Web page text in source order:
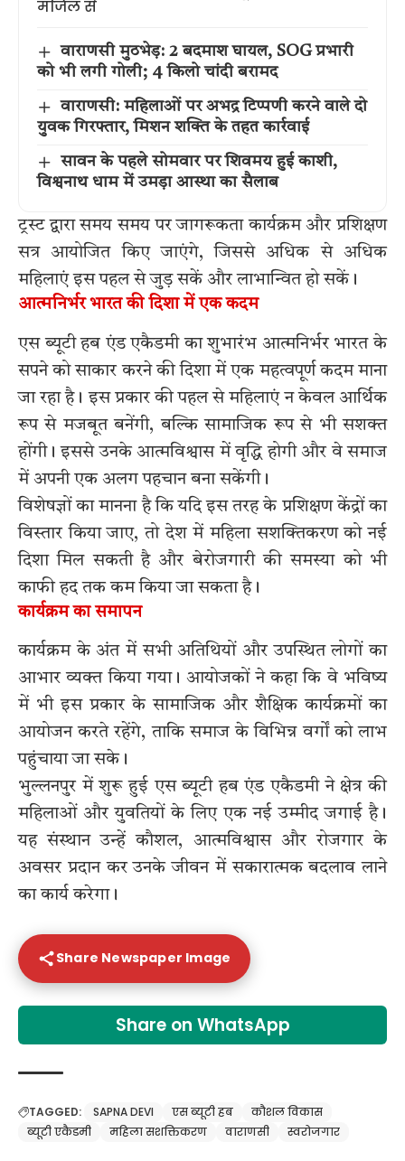
वाराणसी मुठभेड़: 2 बदमाश घायल, SOG प्रभारी
को भी लगी गोली; 4 किलो चांदी बरामद
वाराणसी: महिलाओं पर अभद्र टिप्पणी करने वाले दो
युवक गिरफ्तार, मिशन शक्ति के तहत कार्रवाई
सावन के पहले सोमवार पर शिवमय हुई काशी,
विश्वनाथ धाम में उमड़ा आस्था का सैलाब
ट्रस्ट द्वारा समय समय पर जागरूकता कार्यक्रम और प्रशिक्षण
सत्र आयोजित किए जाएंगे, जिससे अधिक से अधिक
महिलाएं इस पहल से जुड़ सकें और लाभान्वित हो सकें।
आत्मनिर्भर भारत की दिशा में एक कदम
एस ब्यूटी हब एंड एकैडमी का शुभारंभ आत्मनिर्भर भारत के
सपने को साकार करने की दिशा में एक महत्वपूर्ण कदम माना
जा रहा है। इस प्रकार की पहल से महिलाएं न केवल आर्थिक
रूप से मजबूत बनेंगी, बल्कि सामाजिक रूप से भी सशक्त
होंगी। इससे उनके आत्मविश्वास में वृद्धि होगी और वे समाज
में अपनी एक अलग पहचान बना सकेंगी।
विशेषज्ञों का मानना है कि यदि इस तरह के प्रशिक्षण केंद्रों का
विस्तार किया जाए, तो देश में महिला सशक्तिकरण को नई
दिशा मिल सकती है और बेरोजगारी की समस्या को भी
काफी हद तक कम किया जा सकता है।
कार्यक्रम का समापन
कार्यक्रम के अंत में सभी अतिथियों और उपस्थित लोगों का
आभार व्यक्त किया गया। आयोजकों ने कहा कि वे भविष्य
में भी इस प्रकार के सामाजिक और शैक्षिक कार्यक्रमों का
आयोजन करते रहेंगे, ताकि समाज के विभिन्न वर्गों को लाभ
पहुंचाया जा सके।
भुल्लनपुर में शुरू हुई एस ब्यूटी हब एंड एकैडमी ने क्षेत्र की
महिलाओं और युवतियों के लिए एक नई उम्मीद जगाई है।
यह संस्थान उन्हें कौशल, आत्मविश्वास और रोजगार के
अवसर प्रदान कर उनके जीवन में सकारात्मक बदलाव लाने
का कार्य करेगा।
Share Newspaper Image
Share on WhatsApp
TAGGED: SAPNA DEVI एस ब्यूटी हब
कौशल विकास
ब्यूटी एकैडमी
महिला सशक्तिकरण वाराणसी स्वरोजगार